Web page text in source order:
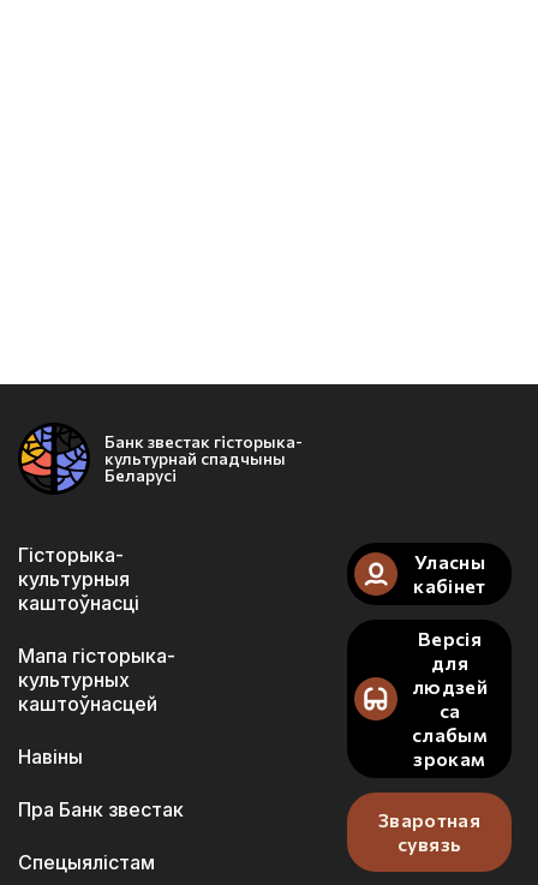
Банк звестак гісторыка-
культурнай спадчыны
Беларусі
Гісторыка-
культурныя
каштоўнасці
Мапа гісторыка-
культурных
каштоўнасцей
Навіны
Пра Банк звестак
Спецыялістам
Уласны
кабінет
Версія
для
людзей
са
слабым
зрокам
Зваротная
сувязь